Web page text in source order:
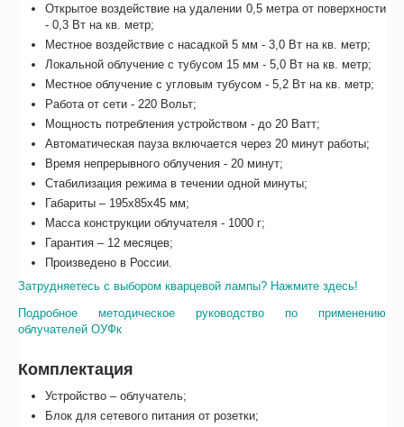
Открытое воздействие на удалении 0,5 метра от поверхности
- 0,3 Вт на кв. метр;
Местное воздействие с насадкой 5 мм - 3,0 Вт на кв. метр;
Локальной облучение с тубусом 15 мм - 5,0 Вт на кв. метр;
Местное облучение с угловым тубусом - 5,2 Вт на кв. метр;
Работа от сети - 220 Вольт;
Мощность потребления устройством - до 20 Ватт;
Автоматическая пауза включается через 20 минут работы;
Время непрерывного облучения - 20 минут;
Стабилизация режима в течении одной минуты;
Габариты – 195x85x45 мм;
Масса конструкции облучателя - 1000 г;
Гарантия – 12 месяцев;
Произведено в России.
Затрудняетесь с выбором кварцевой лампы? Нажмите здесь!
Подробное методическое руководство по применению
облучателей ОУФк
Комплектация
Устройство – облучатель;
Блок для сетевого питания от розетки;